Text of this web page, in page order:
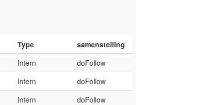
Type
samenstelling
Intern
doFollow
Intern
doFollow
Intern
doFollow